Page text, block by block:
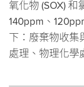
氧化物 (SOX) 和
140ppm、
下：廢棄物收
處理、物理化學